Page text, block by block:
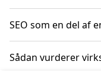
SEO som en del af
Sådan vurderer